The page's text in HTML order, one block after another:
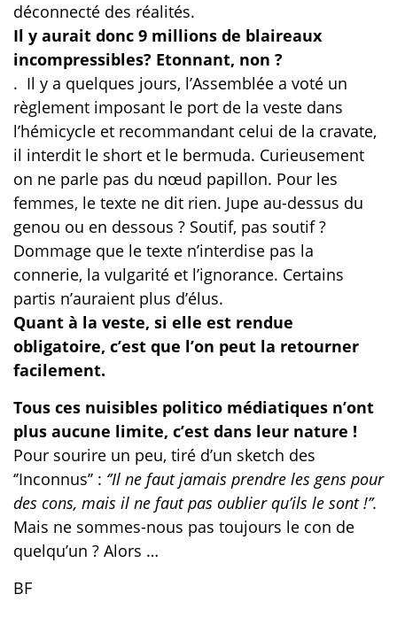
déconnecté des réalités.
Il y aurait donc 9 millions de blaireaux
incompressibles? Etonnant, non ?
. Il y a quelques jours, l’Assemblée a voté un
règlement imposant le port de la veste dans
l’hémicycle et recommandant celui de la cravate,
il interdit le short et le bermuda. Curieusement
on ne parle pas du nœud papillon. Pour les
femmes, le texte ne dit rien. Jupe au-dessus du
genou ou en dessous ? Soutif, pas soutif ?
Dommage que le texte n’interdise pas la
connerie, la vulgarité et l’ignorance. Certains
partis n’auraient plus d’élus.
Quant à la veste, si elle est rendue
obligatoire, c’est que l’on peut la retourner
facilement.
Tous ces nuisibles politico médiatiques n’ont
plus aucune limite, c’est dans leur nature !
Pour sourire un peu, tiré d’un sketch des
‘’Inconnus’’ : ‘’Il ne faut jamais prendre les gens pour
des cons, mais il ne faut pas oublier qu’ils le sont !’’.
Mais ne sommes-nous pas toujours le con de
quelqu’un ? Alors …
BF